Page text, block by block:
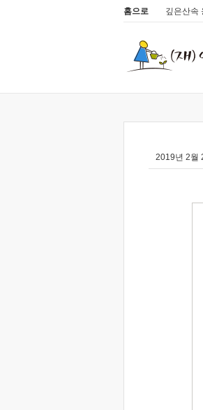
홈으로 깊은산속
2019년 2월